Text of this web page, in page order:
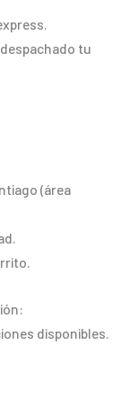
tu
(área
disponibles.